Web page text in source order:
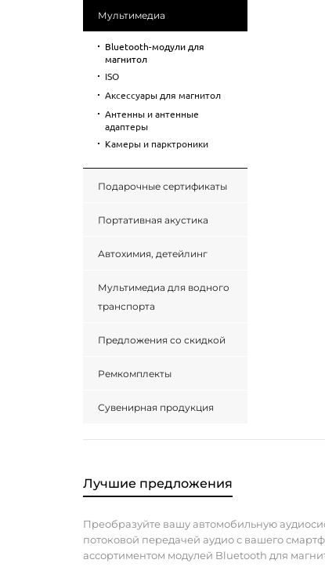
Мультимедиа
Bluetooth-модули для
магнитол
ISO
Аксессуары для магнитол
Антенны и антенные
адаптеры
Камеры и парктроники
Подарочные сертификаты
Портативная акустика
Автохимия, детейлинг
Мультимедиа для водного
транспорта
Предложения со скидкой
Ремкомплекты
Сувенирная продукция
Лучшие предложения
Преобразуйте вашу автомобильную
потоковой передачей аудио с вашего
ассортиментом модулей Bluetooth для